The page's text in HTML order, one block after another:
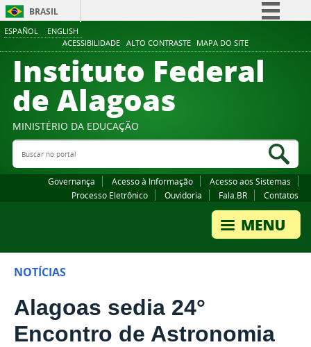
ESPAÑOL ENGLISH
ACESSIBILIDADE ALTO CONTRASTE MAPA DO SITE
BRASIL
Comunica BR
Participe
Canais
Instituto Federal
de Alagoas
MINISTÉRIO DA EDUCAÇÃO
Buscar no portal
Governança Acesso à Informação
Acesso aos Sistemas
Processo Eletrônico
Ouvidoria Fala.BR Contatos
NOTÍCIAS
Alagoas sedia 24°
Encontro de Astronomia